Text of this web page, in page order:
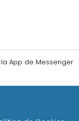
App de Messenger